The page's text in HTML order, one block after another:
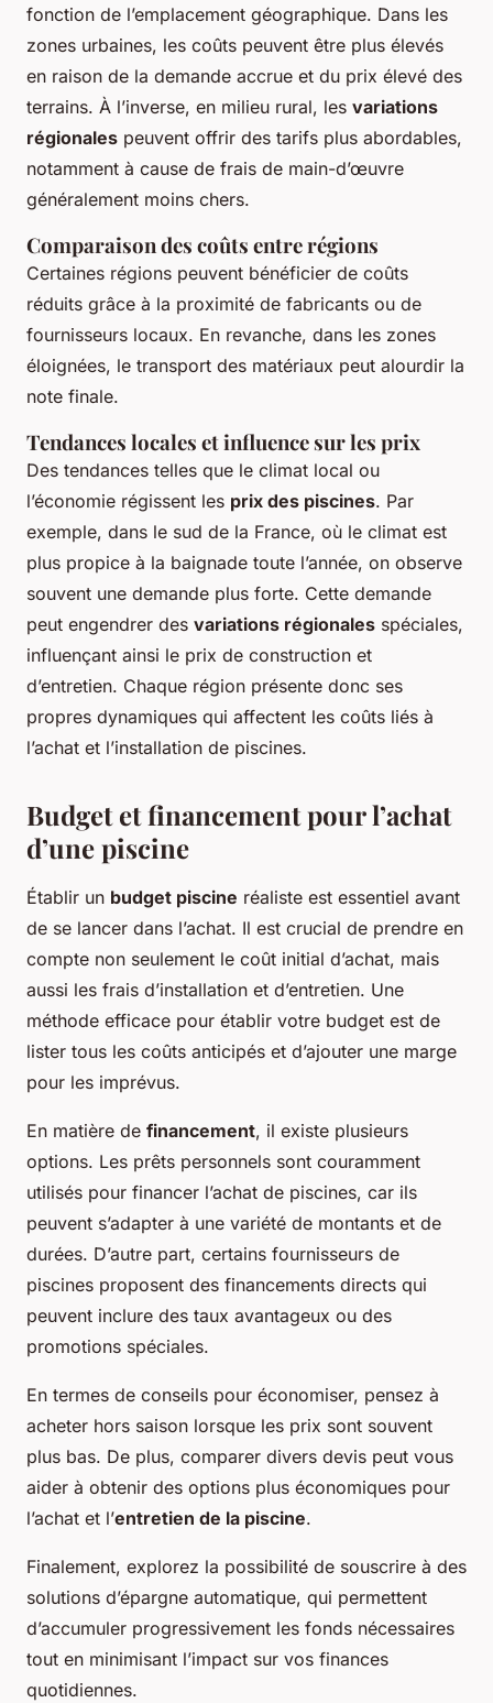
fonction de l’emplacement géographique. Dans les
zones urbaines, les coûts peuvent être plus élevés
en raison de la demande accrue et du prix élevé des
terrains. À l’inverse, en milieu rural, les variations
régionales peuvent offrir des tarifs plus abordables,
notamment à cause de frais de main-d’œuvre
généralement moins chers.
Comparaison des coûts entre régions
Certaines régions peuvent bénéficier de coûts
réduits grâce à la proximité de fabricants ou de
fournisseurs locaux. En revanche, dans les zones
éloignées, le transport des matériaux peut alourdir la
note finale.
Tendances locales et influence sur les prix
Des tendances telles que le climat local ou
l’économie régissent les prix des piscines. Par
exemple, dans le sud de la France, où le climat est
plus propice à la baignade toute l’année, on observe
souvent une demande plus forte. Cette demande
peut engendrer des variations régionales spéciales,
influençant ainsi le prix de construction et
d’entretien. Chaque région présente donc ses
propres dynamiques qui affectent les coûts liés à
l’achat et l’installation de piscines.
Budget et financement pour l’achat
d’une piscine
Établir un budget piscine réaliste est essentiel avant
de se lancer dans l’achat. Il est crucial de prendre en
compte non seulement le coût initial d’achat, mais
aussi les frais d’installation et d’entretien. Une
méthode efficace pour établir votre budget est de
lister tous les coûts anticipés et d’ajouter une marge
pour les imprévus.
En matière de financement, il existe plusieurs
options. Les prêts personnels sont couramment
utilisés pour financer l’achat de piscines, car ils
peuvent s’adapter à une variété de montants et de
durées. D’autre part, certains fournisseurs de
piscines proposent des financements directs qui
peuvent inclure des taux avantageux ou des
promotions spéciales.
En termes de conseils pour économiser, pensez à
acheter hors saison lorsque les prix sont souvent
plus bas. De plus, comparer divers devis peut vous
aider à obtenir des options plus économiques pour
l’achat et l’entretien de la piscine.
Finalement, explorez la possibilité de souscrire à des
solutions d’épargne automatique, qui permettent
d’accumuler progressivement les fonds nécessaires
tout en minimisant l’impact sur vos finances
quotidiennes.